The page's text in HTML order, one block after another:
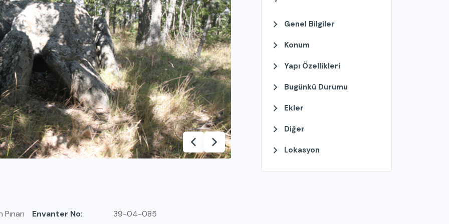
Envanter No 39-04-085
Genel Bilgiler
Konum
Yapı Özellikleri
Bugünkü Durumu
Ekler
Diğer
Lokasyon